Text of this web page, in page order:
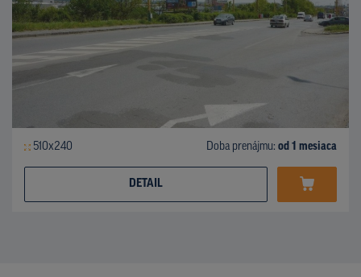
510x240 Doba prenájmu: od 1 mesiaca
DETAIL